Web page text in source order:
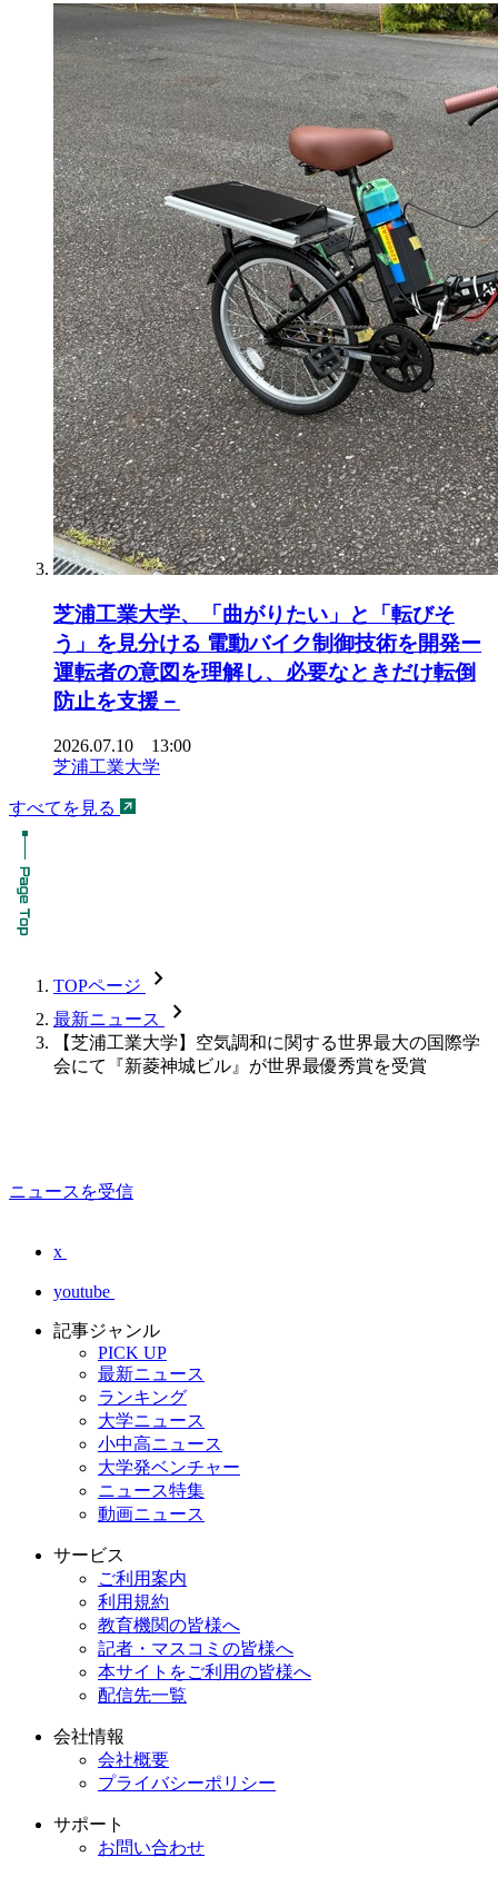
芝浦工業大学、「曲がりたい」と「転びそ
う」を見分ける 電動バイク制御技術を開発ー
運転者の意図を理解し、必要なときだけ転倒
防止を支援－
2026.07.10 13:00
芝浦工業大学
すべてを見る
TOPページ chevron_forward
最新ニュース chevron_forward
【芝浦工業大学】空気調和に関する世界最大の国際学
会にて『新菱神城ビル』が世界最優秀賞を受賞
ニュースを受信
x
youtube
記事ジャンル
PICK UP
最新ニュース
ランキング
大学ニュース
小中高ニュース
大学発ベンチャー
ニュース特集
動画ニュース
サービス
ご利用案内
利用規約
教育機関の皆様へ
記者・マスコミの皆様へ
本サイトをご利用の皆様へ
配信先一覧
会社情報
会社概要
プライバシーポリシー
サポート
お問い合わせ